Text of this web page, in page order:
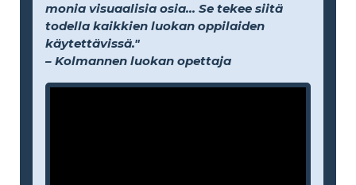
monia visuaalisia osia... Se tekee siitä
todella kaikkien luokan oppilaiden
käytettävissä."
– Kolmannen luokan opettaja